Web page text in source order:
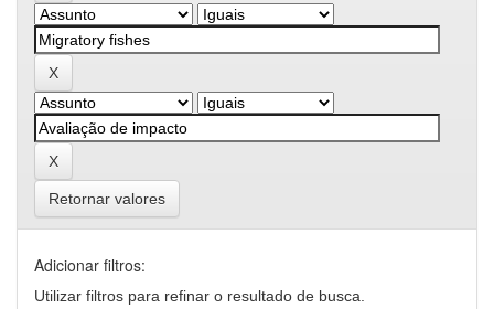
Retornar valores
Adicionar filtros:
Utilizar filtros para refinar o resultado de busca.